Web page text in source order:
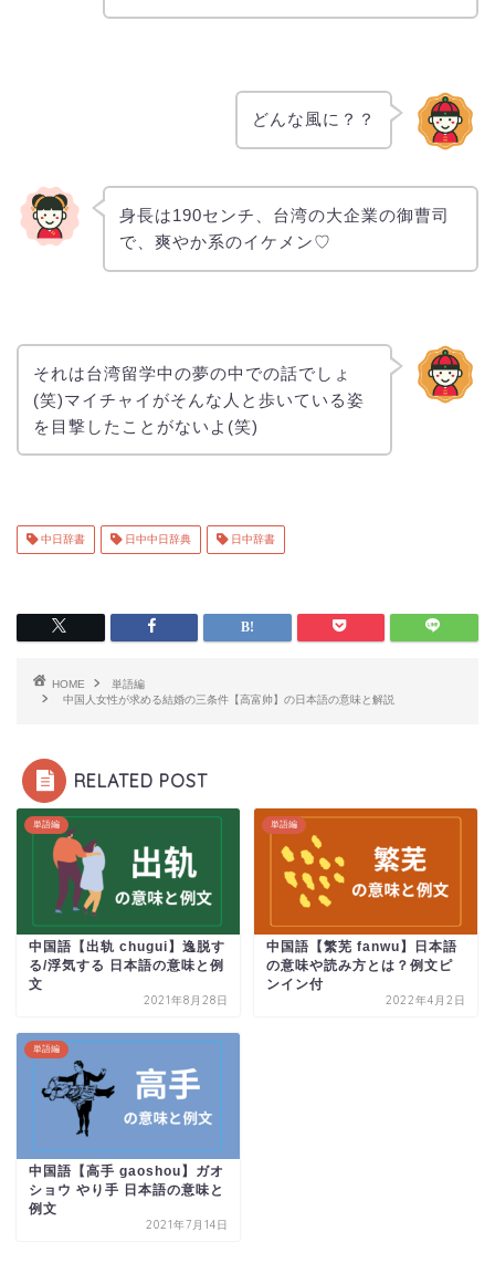
どんな風に？？
身長は190センチ、台湾の大企業の御曹司
で、爽やか系のイケメン♡
それは台湾留学中の夢の中での話でしょ
(笑)マイチャイがそんな人と歩いている姿
を目撃したことがないよ(笑)
中日辞書 日中中日辞典 日中辞書
HOME
単語編
中国人女性が求める結婚の三条件【高富帅】の日本語の意味と解説
RELATED POST
単語編
中国語【出轨 chugui】逸脱す
る/浮気する 日本語の意味と例
文
2021年8月28日
単語編
中国語【繁芜 fanwu】日本語
の意味や読み方とは？例文ピ
ンイン付
2022年4月2日
単語編
中国語【高手 gaoshou】ガオ
ショウ やり手 日本語の意味と
例文
2021年7月14日